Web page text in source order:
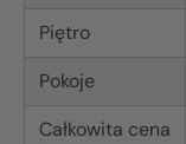
Piętro
Pokoje
Całkowita cena